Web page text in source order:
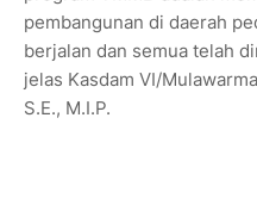
pembangunan di daerah
berjalan dan semua telah
jelas Kasdam VI/
S.E., M.I.P.